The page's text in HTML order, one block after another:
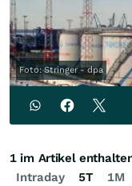
Foto: Stringer - dpa
Intraday 5T 1M
1 im Artikel